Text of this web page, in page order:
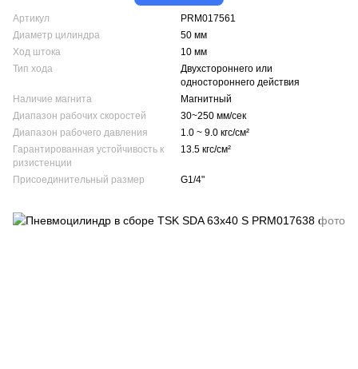
Артикул
PRM017561
Диаметр цилиндра
50 мм
Ход штока
10 мм
Тип хода
Двухстороннего или
одностороннего действия
Наличие магнита
Магнитный
Диапазон рабочих скоростей
30~250 мм/сек
Диапазон рабочего давления
1.0 ~ 9.0 кгс/см²
Гарантированная устойчивость к
ризистенции
13.5 кгс/см²
Присоединительный размер G1/4"